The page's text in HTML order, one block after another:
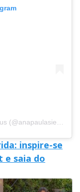
A post shared by Ana Paula Siebert Justus (@anapaulasiebert)
inspire-se
e saia do